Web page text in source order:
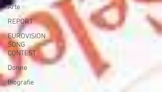
Arte
REPORT
EUROVISION
SONG
CONTEST
Donne
Biografie